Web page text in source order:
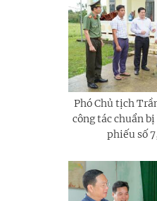
Phó Chủ tịch
công tác chuẩn
phiếu số